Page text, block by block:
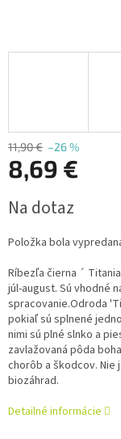
11,90 € –26 %
8,69 €
cena:
Na dotaz
Položka bola
Ríbezľa čierna ´
júl-august. Sú vhodné
spracovanie.Odroda
pokiaľ sú splnené
nimi sú plné slnko a
zavlažovaná pôda
chorôb a škodcov. Nie
biozáhrad.
Detailné informácie